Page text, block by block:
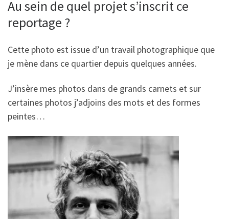
Au sein de quel projet s’inscrit ce
reportage ?
Cette photo est issue d’un travail photographique que
je mène dans ce quartier depuis quelques années.
J’insère mes photos dans de grands carnets et sur
certaines photos j’adjoins des mots et des formes
peintes…